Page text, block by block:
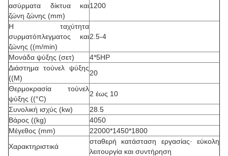
ασύρματα δίκτυα και
ζώνη ζώνης (mm)
1200
Η ταχύτητα
συρματόπλεγματος και
ζώνης ((m/min)
2.5-4
Μονάδα ψύξης (σετ)
4*5HP
Διάστημα τούνελ ψύξης
((M)
20
Θερμοκρασία τούνελ
ψύξης ((°C)
2 έως 10
Συνολική ισχύς (kw)
28.5
Βάρος ((kg)
4050
Μέγεθος (mm)
22000*1450*1800
Χαρακτηριστικά
σταθερή κατάσταση εργασίας· εύκολη
λειτουργία και συντήρηση